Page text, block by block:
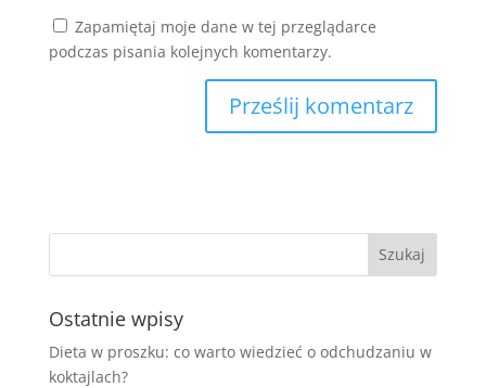
Zapamiętaj moje dane w tej przeglądarce
podczas pisania kolejnych komentarzy.
Ostatnie wpisy
Dieta w proszku: co warto wiedzieć o odchudzaniu w
koktajlach?